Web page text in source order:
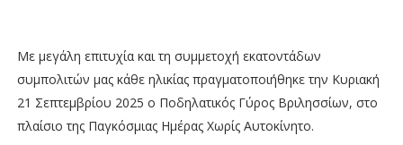
Με μεγάλη επιτυχία και τη συμμετοχή εκατοντάδων
συμπολιτών μας κάθε ηλικίας πραγματοποιήθηκε την Κυριακή
21 Σεπτεμβρίου 2025 ο Ποδηλατικός Γύρος Βριλησσίων, στο
πλαίσιο της Παγκόσμιας Ημέρας Χωρίς Αυτοκίνητο.